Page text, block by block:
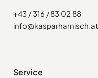
+43 / 316 / 83 02 88
info@kasparharnisch.at
Service